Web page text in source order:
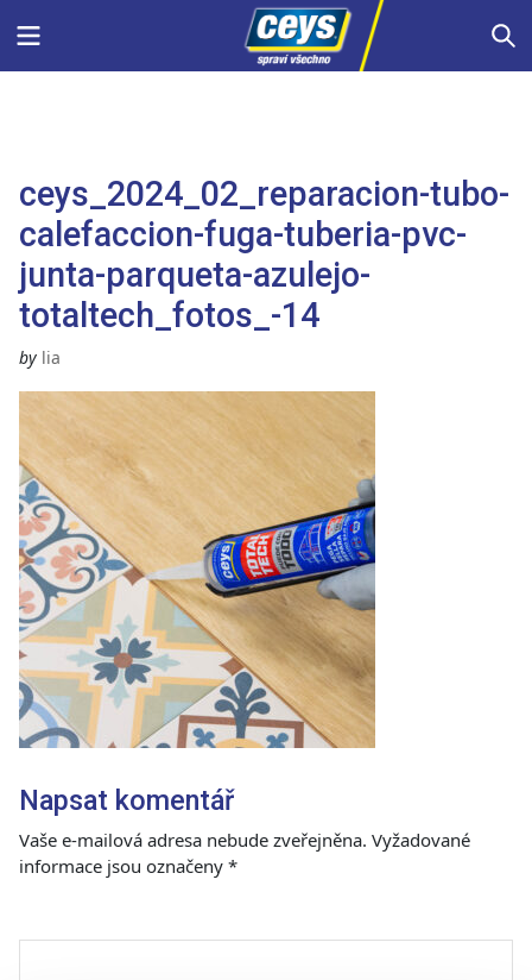
Menu
ceys_2024_02_reparacion-tubo-
calefaccion-fuga-tuberia-pvc-
junta-parqueta-azulejo-
totaltech_fotos_-14
by lia
Napsat komentář
Vaše e-mailová adresa nebude zveřejněna. Vyžadované
informace jsou označeny *